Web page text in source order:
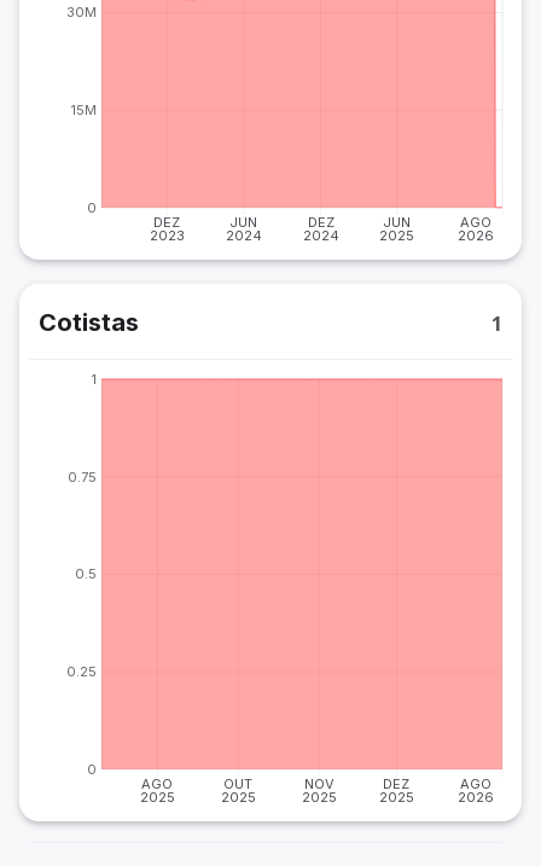
DEZ
2023
JUN
2024
DEZ
2024
JUN
2025
AGO
2026
0
15M
30M
Cotistas 1
AGO
2025
OUT
2025
NOV
2025
DEZ
2025
AGO
2026
0
0.25
0.5
0.75
1